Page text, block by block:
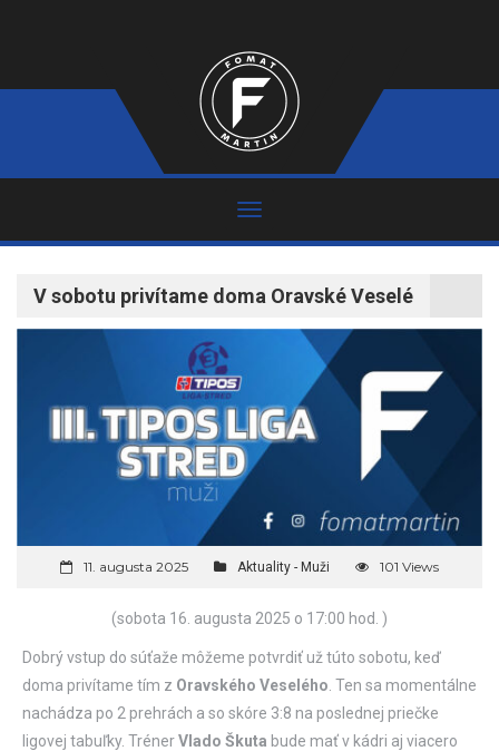
V sobotu privítame doma Oravské Veselé
11. augusta 2025 Aktuality - Muži 101 Views
(sobota 16. augusta 2025 o 17:00 hod. )
Dobrý vstup do súťaže môžeme potvrdiť už túto sobotu, keď
doma privítame tím z Oravského Veselého . Ten sa momentálne
nachádza po 2 prehrách a so skóre 3:8 na poslednej priečke
ligovej tabuľky. TrénerVlado Škuta bude mať v kádri aj viacero